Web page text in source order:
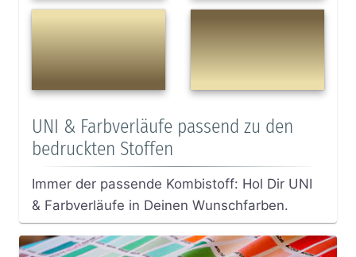
UNI & Farbverläufe passend zu den
bedruckten Stoffen
Immer der passende Kombistoff: Hol Dir UNI
& Farbverläufe in Deinen Wunschfarben.